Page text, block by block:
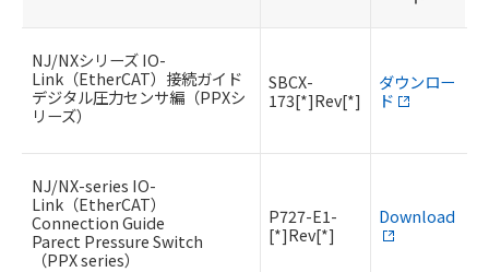
NJ/NXシリーズ IO-
Link（EtherCAT）接続ガイド
デジタル圧力センサ編（PPXシ
リーズ）
SBCX-
173[*]Rev[*]
ダウンロー
ド
NJ/NX-series IO-
Link（EtherCAT）
Connection Guide
Parect Pressure Switch
（PPX series）
P727-E1-
[*]Rev[*]
Download